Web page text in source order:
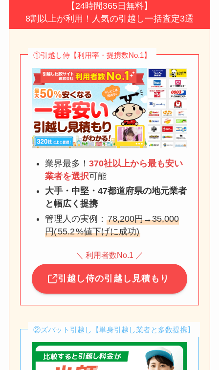
【24時間365日無料】
8割以上が利用！人気の引越し一括査定3選
①引越し侍【利用率・提携数No.1】
業界最多！ 370社以上から最も安い
業者を選択可能
大手・中堅・47都道府県の地元業者
と幅広く提携
管理人の実例： 78,200円→35,000
円(55.2%値下げに成功)
＼ 利用者数No.1 ／
引越し侍の引越し見積もり
②ズバット引越し【単身引越し業者と多数提携】